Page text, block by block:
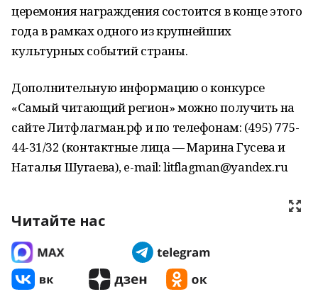
церемония награждения состоится в конце этого
года в рамках одного из крупнейших
культурных событий страны.
Дополнительную информацию о конкурсе
«Самый читающий регион» можно получить на
сайте Литфлагман.рф и по телефонам: (495) 775-
44-31/32 (контактные лица — Марина Гусева и
Наталья Шугаева), e-mail: litflagman@yandex.ru
Читайте нас